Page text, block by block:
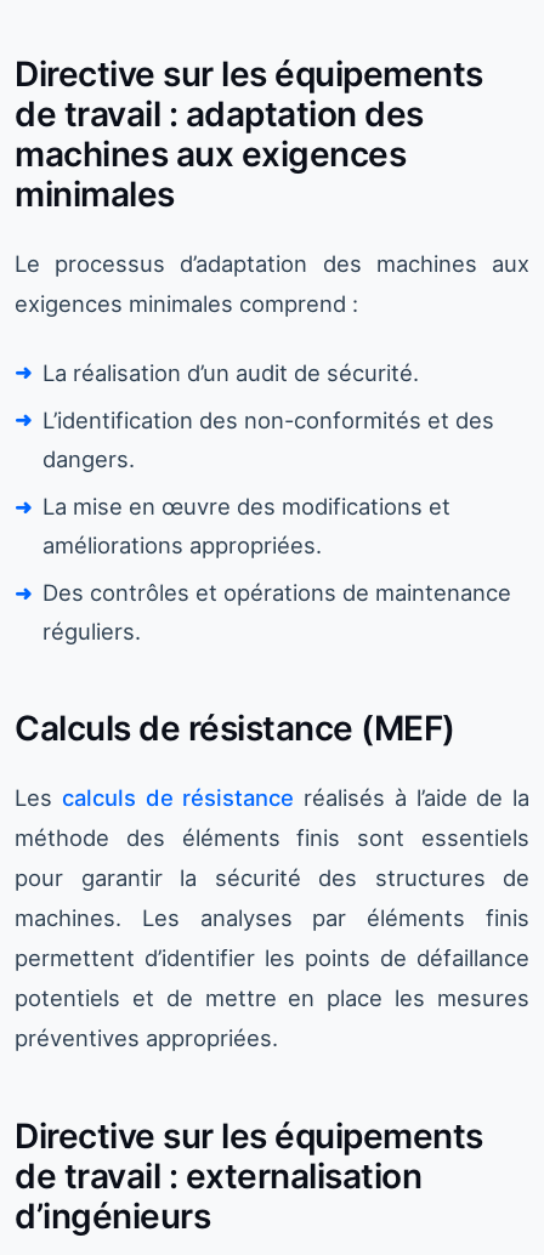
Directive sur les équipements
de travail : adaptation des
machines aux exigences
minimales
Le processus d’adaptation des machines aux
exigences minimales comprend :
La réalisation d’un audit de sécurité.
L’identification des non-conformités et des
dangers.
La mise en œuvre des modifications et
améliorations appropriées.
Des contrôles et opérations de maintenance
réguliers.
Calculs de résistance (MEF)
Les calculs de résistance réalisés à l’aide de la
méthode des éléments finis sont essentiels
pour garantir la sécurité des structures de
machines. Les analyses par éléments finis
permettent d’identifier les points de défaillance
potentiels et de mettre en place les mesures
préventives appropriées.
Directive sur les équipements
de travail : externalisation
d’ingénieurs